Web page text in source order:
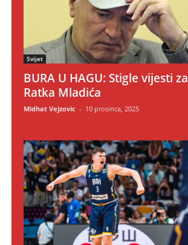
Svijet
BURA U HAGU: Stigle vijesti za
Ratka Mladića
Midhat Vejzovic - 10 prosinca, 2025